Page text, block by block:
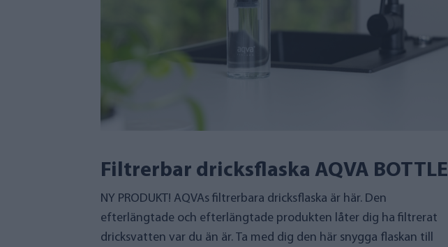
Filtrerbar dricksflaska AQVA BOTTLE
NY PRODUKT! AQVAs filtrerbara dricksflaska är här. Den
efterlängtade och efterlängtade produkten låter dig ha filtrerat
dricksvatten var du än är. Ta med dig den här snygga flaskan till